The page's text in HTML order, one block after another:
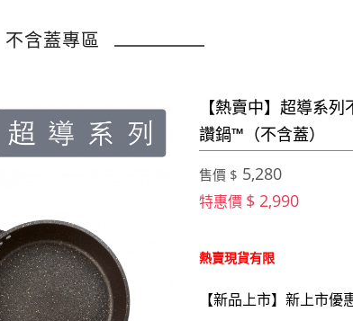
不含蓋專區
【熱賣中】超導系
讚鍋™（不含蓋）
售價 $ 5,280
特惠價 $ 2,990
熱賣現貨有限
【新品上市】新上市優